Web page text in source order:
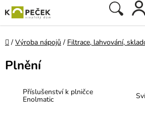
na
obsah
Domů
/ Výroba nápojů / Filtrace, lahvování,
Plnění
Příslušenství k plničce
Enolmatic